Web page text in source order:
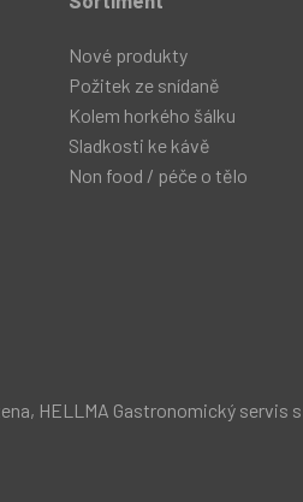
Nové produkty
Požitek ze snídaně
Kolem horkého šálku
Sladkosti ke kávě
Non food / péče o tělo
HELLMA Gastronomický servis